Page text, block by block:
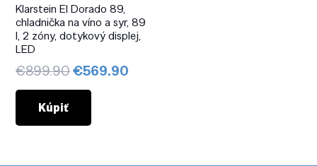
Klarstein El Dorado 89,
chladnička na víno a syr, 89
l, 2 zóny, dotykový displej,
LED
€899.90Pôvodná
cena
€899.90.
€569.90
Kúpiť